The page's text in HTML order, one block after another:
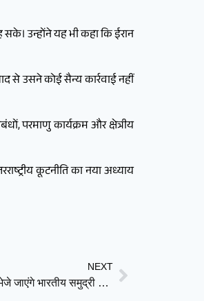
सके। उन्होंने यह भी कहा कि ईरान
से उसने कोई सैन्य कार्रवाई नहीं
परमाणु कार्यक्रम और क्षेत्रीय
कूटनीति का नया अध्याय
NEXT
भारतीय नाविकों की सुरक्षा पर बड़ा फैसला: संघर्ष क्षेत्रों में नहीं भेजे जाएंगे भारतीय समुद्री कर्मचारी